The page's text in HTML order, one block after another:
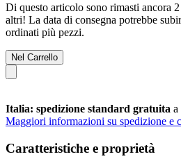
Di questo articolo sono rimasti ancora
altri! La data di consegna potrebbe
ordinati più pezzi.
Nel Carrello
Italia: spedizione standard gratuita a
Maggiori informazioni su spedizione e
Caratteristiche e proprietà